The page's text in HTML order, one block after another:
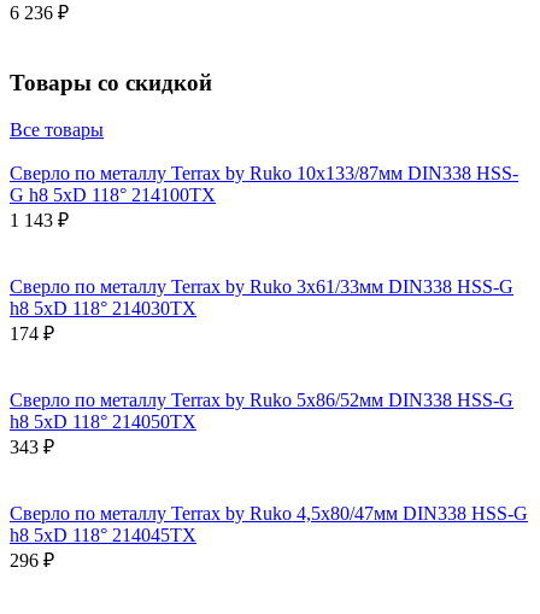
6 236 ₽
Товары со скидкой
Все товары
Сверло по металлу Terrax by Ruko 10x133/87мм DIN338 HSS-
G h8 5xD 118° 214100TX
1 143 ₽
Сверло по металлу Terrax by Ruko 3x61/33мм DIN338 HSS-G
h8 5xD 118° 214030TX
174 ₽
Сверло по металлу Terrax by Ruko 5x86/52мм DIN338 HSS-G
h8 5xD 118° 214050TX
343 ₽
Сверло по металлу Terrax by Ruko 4,5x80/47мм DIN338 HSS-G
h8 5xD 118° 214045TX
296 ₽